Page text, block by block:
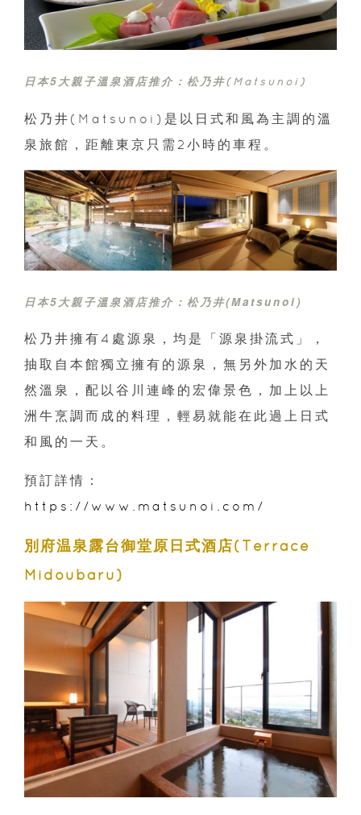
日本5大親子溫泉酒店推介： 松乃井(Matsunoi)
松乃井(Matsunoi)是以日式和風為主調的溫
泉旅館，距離東京只需2小時的車程。
日本5大親子溫泉酒店推介： 松乃井(Matsunoi)
松乃井擁有4處源泉，均是「源泉掛流式」，
抽取自本館獨立擁有的源泉，無另外加水的天
然溫泉，配以谷川連峰的宏偉景色，加上以上
洲牛烹調而成的料理，輕易就能在此過上日式
和風的一天。
預訂詳情：
https://www.matsunoi.com/
別府温泉露台御堂原日式酒店(Terrace
Midoubaru)